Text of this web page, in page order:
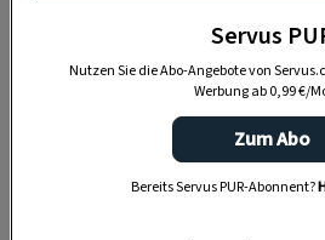
Bei der
Strich sitzen
Servus
Nutzen Sie die Abo-Angebote von
Werbung ab 0,99 €/
Zum Abo
Bereits Servus PUR-Abonnent?